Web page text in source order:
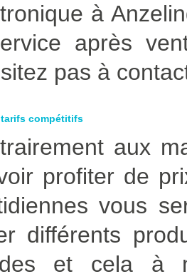
à
après
pas à
tarifs compétitifs
aux
profiter de
vous
différents
et cela à